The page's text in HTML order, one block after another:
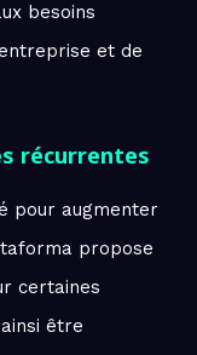
besoins
et de
récurrentes
pour augmenter
propose
certaines
être